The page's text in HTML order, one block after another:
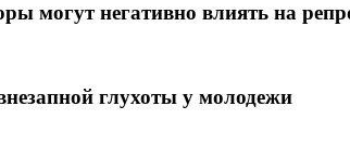
могут негативно влиять на
глухоты у молодежи